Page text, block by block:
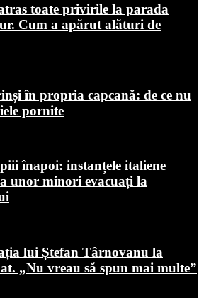
toate privirile la parada
Cum a apărut alături de
în propria capcană: de ce nu
pornite
înapoi: instanțele italiene
unor minori evacuați la
lui Ștefan Târnovanu la
„Nu vreau să spun mai multe”